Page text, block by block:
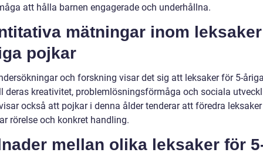
att hålla barnen engagerade och underhållna.
mätningar inom
pojkar
och forskning visar det sig att leksaker för 5-
deras kreativitet, problemlösningsförmåga och sociala
också att pojkar i denna ålder tenderar att föredra
rörelse och konkret handling.
mellan olika leksaker för